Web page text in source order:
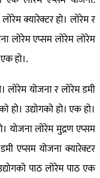
क्यारेक्टर हो। लोरेम र
लोरेम एप्सम लोरेम लोरेम
हो।.
लोरेम योजना र लोरेम डमी
हो। उद्योगको हो। एक हो।
योजना लोरेम मुद्रण एप्सम
एप्सम योजना क्यारेक्टर
पाठ लोरेम पाठ एक